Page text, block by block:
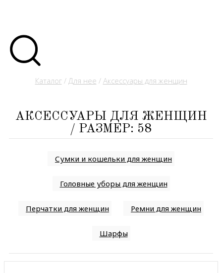
Каталог/ Для нее / Аксессуары для женщин
АКСЕССУАРЫ ДЛЯ ЖЕНЩИН
/ РАЗМЕР: 58
Сумки и кошельки для женщин
Головные уборы для женщин
Перчатки для женщин Ремни для женщин
Шарфы